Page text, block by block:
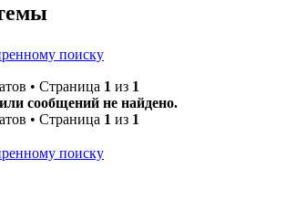
поиску
• Страница 1 из 1
сообщений не найдено.
• Страница 1 из 1
поиску